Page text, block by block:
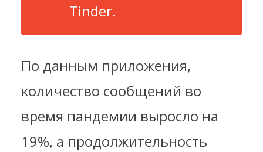
Tinder.
По данным приложения,
количество сообщений во
время пандемии выросло на
19%, а продолжительность